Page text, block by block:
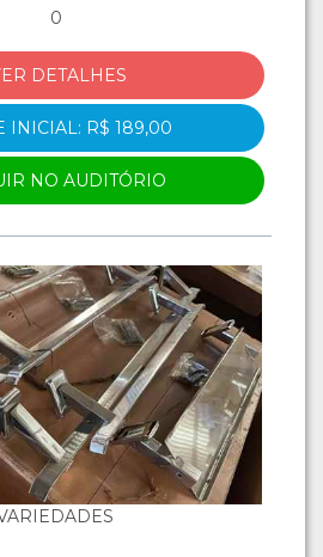
0
DETALHES
INICIAL: R$ 189,00
NO AUDITÓRIO